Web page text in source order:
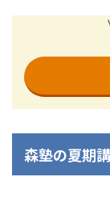
森塾の夏期